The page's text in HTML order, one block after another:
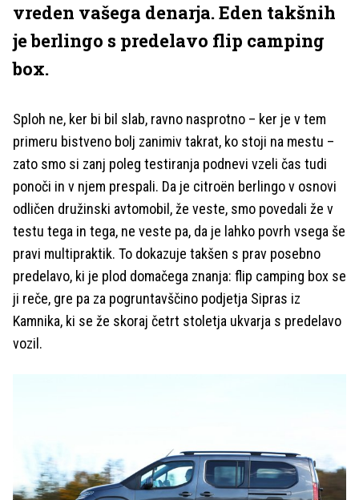
vreden vašega denarja. Eden takšnih
je berlingo s predelavo flip camping
box.
Sploh ne, ker bi bil slab, ravno nasprotno – ker je v tem
primeru bistveno bolj zanimiv takrat, ko stoji na mestu –
zato smo si zanj poleg testiranja podnevi vzeli čas tudi
ponoči in v njem prespali. Da je citroën berlingo v osnovi
odličen družinski avtomobil, že veste, smo povedali že v
testu tega in tega, ne veste pa, da je lahko povrh vsega še
pravi multipraktik. To dokazuje takšen s prav posebno
predelavo, ki je plod domačega znanja: flip camping box se
ji reče, gre pa za pogruntavščino podjetja Sipras iz
Kamnika, ki se že skoraj četrt stoletja ukvarja s predelavo
vozil.